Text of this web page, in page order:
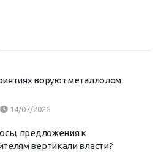
воруют металлолом
14/07/2026
предложения к
вертикали власти?